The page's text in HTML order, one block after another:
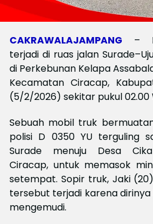
CAKRAWALAJAMPANG
–
terjadi di ruas jalan
di Perkebunan Kelapa
Kecamatan Ciracap,
(5/2/2026) sekitar pukul 02.00
Sebuah mobil truk
polisi D 0350 YU terguling
Surade menuju Desa
Ciracap, untuk memasok
setempat. Sopir truk, Jaki
tersebut terjadi karena
mengemudi.